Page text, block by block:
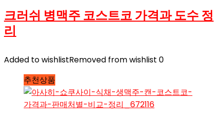
크러쉬 병맥주 코스트코 가격과 도수 정
리
Added to wishlistRemoved from wishlist 0
추천상품